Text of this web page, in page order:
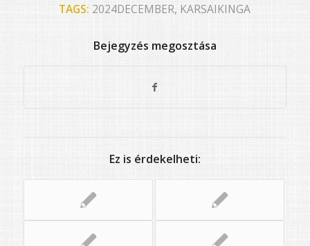
TAGS: 2024DECEMBER, KARSAIKINGA
Bejegyzés megosztása
Ez is érdekelheti: